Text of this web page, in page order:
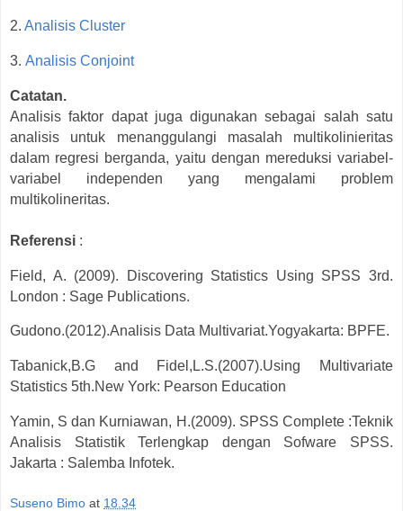
2. Analisis Cluster
3. Analisis Conjoint
Catatan.
Analisis faktor dapat juga digunakan sebagai salah satu
analisis untuk menanggulangi masalah multikolinieritas
dalam regresi berganda, yaitu dengan mereduksi variabel-
variabel independen yang mengalami problem
multikolineritas.
Referensi :
Field, A. (2009). Discovering Statistics Using SPSS 3rd.
London : Sage Publications.
Gudono.(2012).Analisis Data Multivariat.Yogyakarta: BPFE.
Tabanick,B.G and Fidel,L.S.(2007).Using Multivariate
Statistics 5th.New York: Pearson Education
Yamin, S dan Kurniawan, H.(2009). SPSS Complete :Teknik
Analisis Statistik Terlengkap dengan Sofware SPSS.
Jakarta : Salemba Infotek.
Suseno Bimo at 18.34